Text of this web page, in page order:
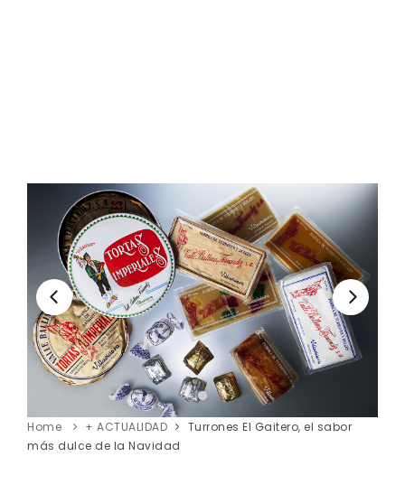
Home + ACTUALIDAD
Turrones El Gaitero, el sabor
más dulce de la Navidad